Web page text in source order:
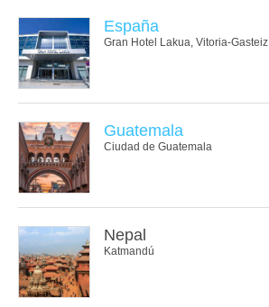
España
Gran Hotel Lakua, Vitoria-Gasteiz
Guatemala
Ciudad de Guatemala
Nepal
Katmandú